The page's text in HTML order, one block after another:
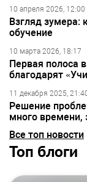
10 апреля 2026, 12:00
Взгляд зумера:
обучение
10 марта 2026, 18:17
Первая полоса
благодарят
11 декабря 2025,
Решение
много времени,
Все топ новости
Топ блоги